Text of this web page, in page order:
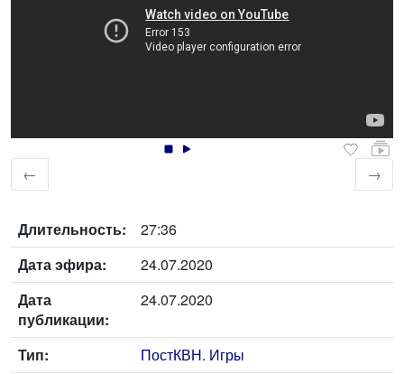
← →
Длительность:
27:36
Дата эфира:
24.07.2020
Дата
публикации:
24.07.2020
Тип: ПостКВН. Игры